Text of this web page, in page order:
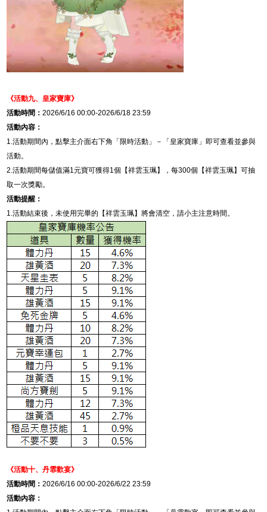
《活動九、 皇家寶庫》
活動時間：2026/6/16 00:00-2026/6/18 23:59
活動內容：
1.活動期間內，點擊主介面右下角「限時活動」－「皇家寶庫」即可查看並參與
活動。
2.活動期間每儲值滿1元寶可獲得1個【祥雲玉珮】，每300個【祥雲玉珮】可抽
取一次獎勵。
活動提醒：
1.活動結束後，未使用完畢的【祥雲玉珮】將會清空，請小主注意時間。
《活動十、丹霏歡宴》
活動時間：2026/6/16 00:00-2026/6/22 23:59
活動內容：